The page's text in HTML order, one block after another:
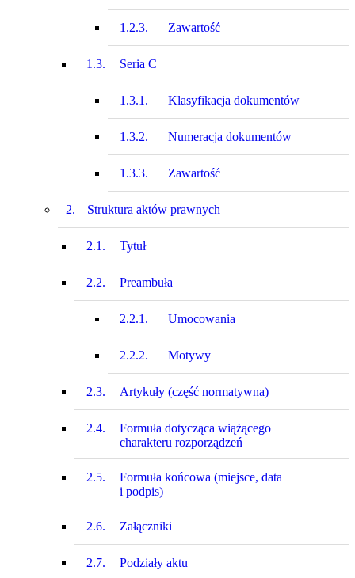
1.2.3. Zawartość
1.3. Seria C
1.3.1. Klasyfikacja dokumentów
1.3.2. Numeracja dokumentów
1.3.3. Zawartość
2. Struktura aktów prawnych
2.1. Tytuł
2.2. Preambuła
2.2.1. Umocowania
2.2.2. Motywy
2.3. Artykuły (część normatywna)
2.4.
Formuła dotycząca wiążącego
charakteru rozporządzeń
2.5.
Formuła końcowa (miejsce, data
i podpis)
2.6. Załączniki
2.7. Podziały aktu